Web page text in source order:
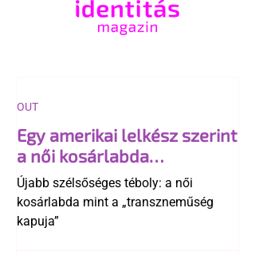
Egy amerikai lelkész szerint
a női kosárlabda
transzneműséghez vezet
Újabb szélsőséges téboly: a női
kosárlabda mint a „transzneműség
kapuja”
OUT